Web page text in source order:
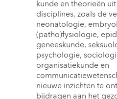
kunde en theorieën
disciplines, zoals de
neonatologie,
(patho)fysiologie,
geneeskunde,
psychologie,
organisatiekunde en
nieuwe inzichten te
bijdragen aan het